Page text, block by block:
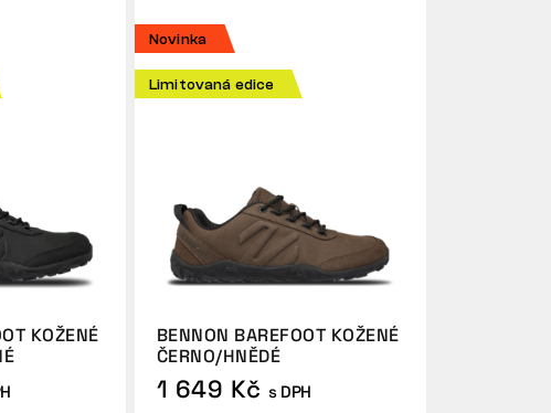
KOŽENÉ
Novinka
Limitovaná edice
BENNON BAREFOOT KOŽENÉ
ČERNO/HNĚDÉ
1 649 Kč s DPH